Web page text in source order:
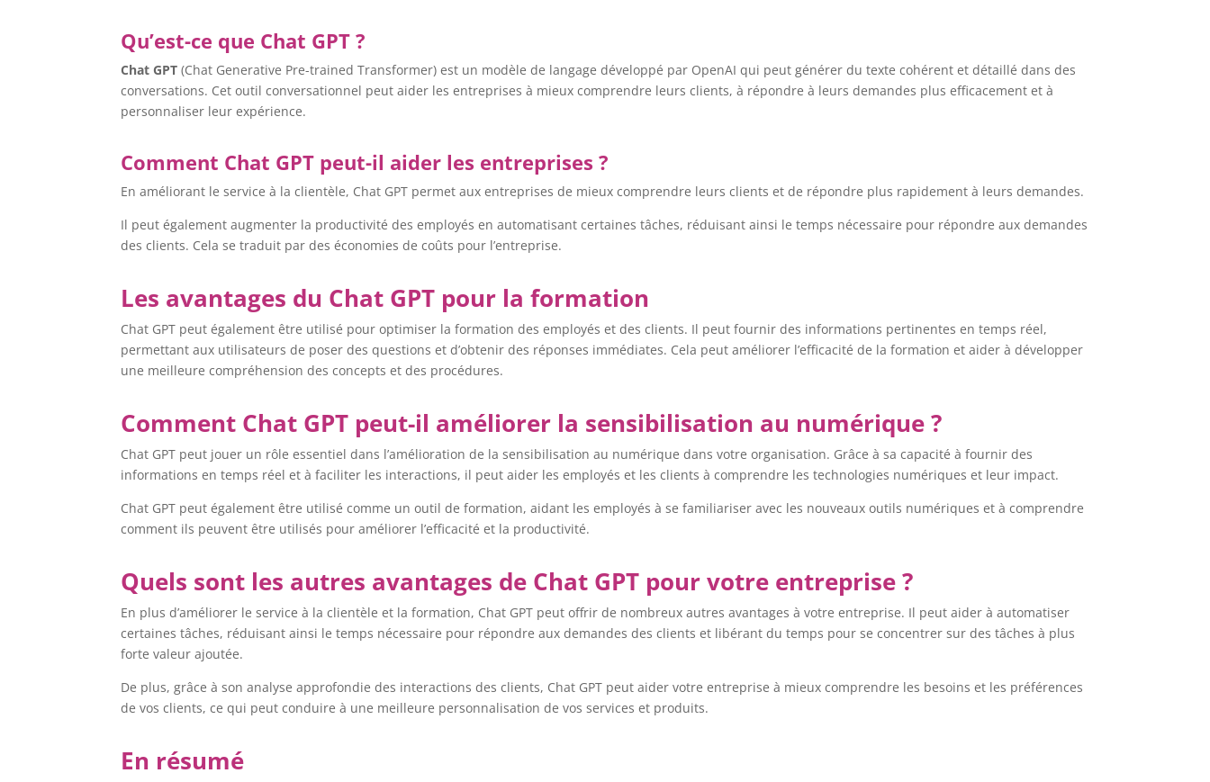
Qu’est-ce que Chat GPT ?
Chat GPT (Chat Generative Pre-trained Transformer) est un modèle de langage développé par OpenAI qui peut générer du texte cohérent et détaillé dans des
conversations. Cet outil conversationnel peut aider les entreprises à mieux comprendre leurs clients, à répondre à leurs demandes plus efficacement et à
personnaliser leur expérience.
Comment Chat GPT peut-il aider les entreprises ?
En améliorant le service à la clientèle, Chat GPT permet aux entreprises de mieux comprendre leurs clients et de répondre plus rapidement à leurs demandes.
Il peut également augmenter la productivité des employés en automatisant certaines tâches, réduisant ainsi le temps nécessaire pour répondre aux demandes
des clients. Cela se traduit par des économies de coûts pour l’entreprise.
Les avantages du Chat GPT pour la formation
Chat GPT peut également être utilisé pour optimiser la formation des employés et des clients. Il peut fournir des informations pertinentes en temps réel,
permettant aux utilisateurs de poser des questions et d’obtenir des réponses immédiates. Cela peut améliorer l’efficacité de la formation et aider à développer
une meilleure compréhension des concepts et des procédures.
Comment Chat GPT peut-il améliorer la sensibilisation au numérique ?
Chat GPT peut jouer un rôle essentiel dans l’amélioration de la sensibilisation au numérique dans votre organisation. Grâce à sa capacité à fournir des
informations en temps réel et à faciliter les interactions, il peut aider les employés et les clients à comprendre les technologies numériques et leur impact.
Chat GPT peut également être utilisé comme un outil de formation, aidant les employés à se familiariser avec les nouveaux outils numériques et à comprendre
comment ils peuvent être utilisés pour améliorer l’efficacité et la productivité.
Quels sont les autres avantages de Chat GPT pour votre entreprise ?
En plus d’améliorer le service à la clientèle et la formation, Chat GPT peut offrir de nombreux autres avantages à votre entreprise. Il peut aider à automatiser
certaines tâches, réduisant ainsi le temps nécessaire pour répondre aux demandes des clients et libérant du temps pour se concentrer sur des tâches à plus
forte valeur ajoutée.
De plus, grâce à son analyse approfondie des interactions des clients, Chat GPT peut aider votre entreprise à mieux comprendre les besoins et les préférences
de vos clients, ce qui peut conduire à une meilleure personnalisation de vos services et produits.
En résumé